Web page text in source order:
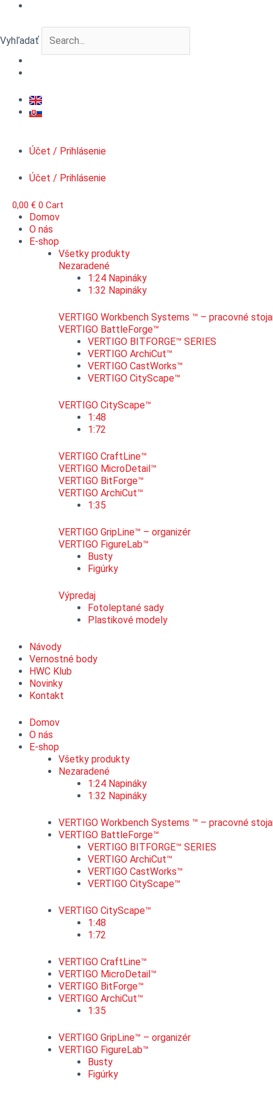
Preskočiť
Vyhľadať
Účet / Prihlásenie
Účet / Prihlásenie
0,00 € 0 Cart
Domov
O nás
E-shop
Všetky produkty
Nezaradené
1:24 Napináky
1:32 Napináky
VERTIGO Workbench Systems ™ – pracovné
VERTIGO BattleForge™
VERTIGO BITFORGE™ SERIES
VERTIGO ArchiCut™
VERTIGO CastWorks™
VERTIGO CityScape™
VERTIGO CityScape™
1:48
1:72
VERTIGO CraftLine™
VERTIGO MicroDetail™
VERTIGO BitForge™
VERTIGO ArchiCut™
1:35
VERTIGO GripLine™ – organizér
VERTIGO FigureLab™
Busty
Figúrky
Výpredaj
Fotoleptané sady
Plastikové modely
Návody
Vernostné body
HWC Klub
Novinky
Kontakt
Domov
O nás
E-shop
Všetky produkty
Nezaradené
1:24 Napináky
1:32 Napináky
VERTIGO Workbench Systems ™ – pracovné
VERTIGO BattleForge™
VERTIGO BITFORGE™ SERIES
VERTIGO ArchiCut™
VERTIGO CastWorks™
VERTIGO CityScape™
VERTIGO CityScape™
1:48
1:72
VERTIGO CraftLine™
VERTIGO MicroDetail™
VERTIGO BitForge™
VERTIGO ArchiCut™
1:35
VERTIGO GripLine™ – organizér
VERTIGO FigureLab™
Busty
Figúrky
množstvo
RigMaster™
typu
kotviaci